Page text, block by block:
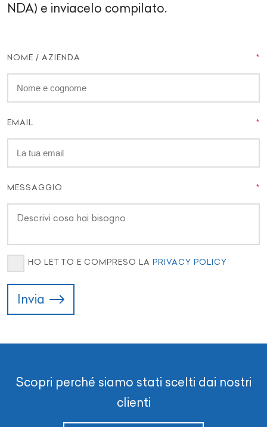
NDA) e inviacelo compilato.
NOME / AZIENDA
EMAIL
MESSAGGIO
HO LETTO E COMPRESO LA PRIVACY POLICY
Invia
Scopri perché siamo stati scelti dai nostri
clienti